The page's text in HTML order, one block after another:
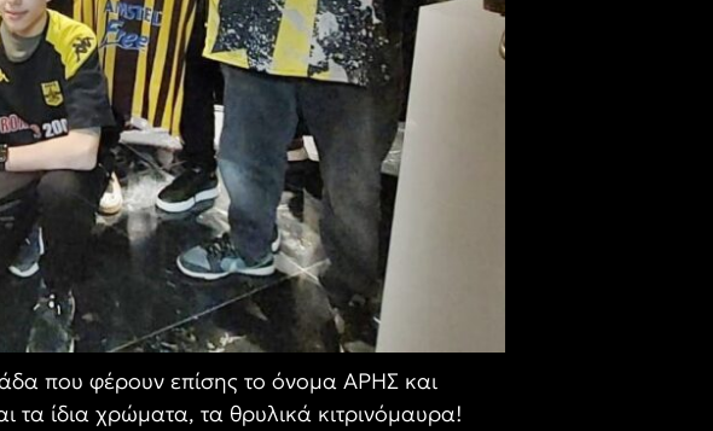
που φέρουν επίσης το όνομα ΑΡΗΣ και
τα ίδια χρώματα, τα θρυλικά κιτρινόμαυρα!